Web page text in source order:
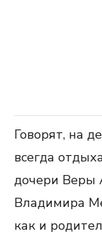
Говорят, на
всегда
дочери Веры
Владимира
как и